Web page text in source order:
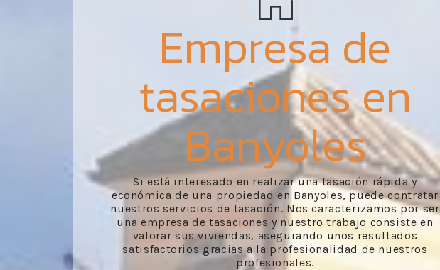
Empresa de
tasaciones en
Banyoles
Si está interesado en realizar una tasación rápida y
económica de una propiedad en Banyoles, puede contratar
nuestros servicios de tasación. Nos caracterizamos por ser
una empresa de tasaciones y nuestro trabajo consiste en
valorar sus viviendas, asegurando unos resultados
satisfactorios gracias a la profesionalidad de nuestros
profesionales.